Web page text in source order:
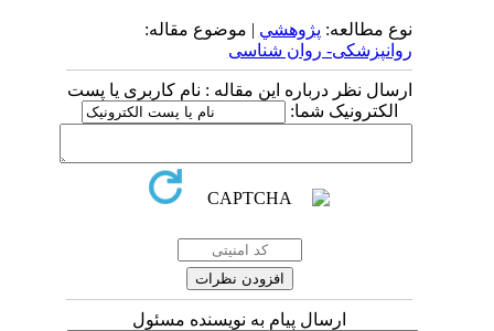
نوع مطالعه:پژوهشي| موضوع مقاله:
روانپزشکی- روان شناسی
ارسال نظر درباره این مقاله : نام کاربری یا پست
الکترونیک شما:
ارسال پیام به نویسنده مسئول